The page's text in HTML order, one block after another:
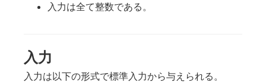
N
\leq
入力は全て整数である。
入力
入力は以下の形式で標準入力から与えられる。